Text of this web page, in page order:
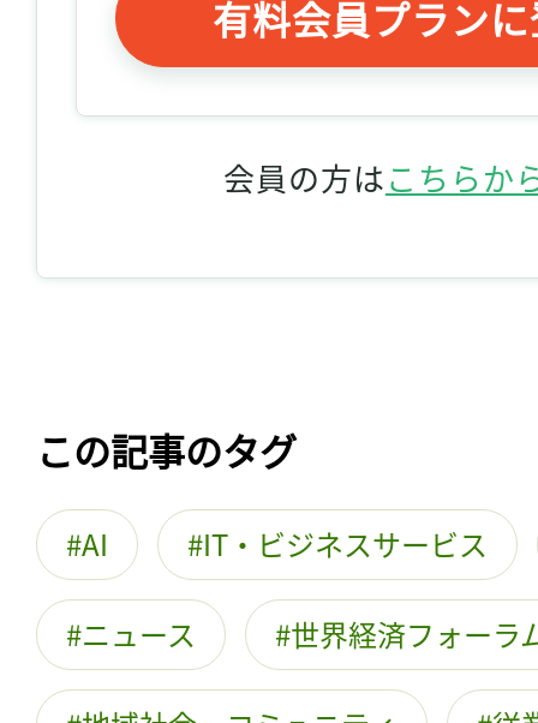
有料会員プラン
会員の方はこちらか
この記事のタグ
AI IT・ビジネスサービス
ニュース 世界経済フォーラ